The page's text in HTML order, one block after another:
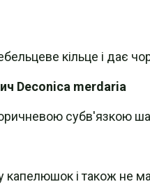
кільце і дає
Deconica merdaria
субв'язкою
і також не